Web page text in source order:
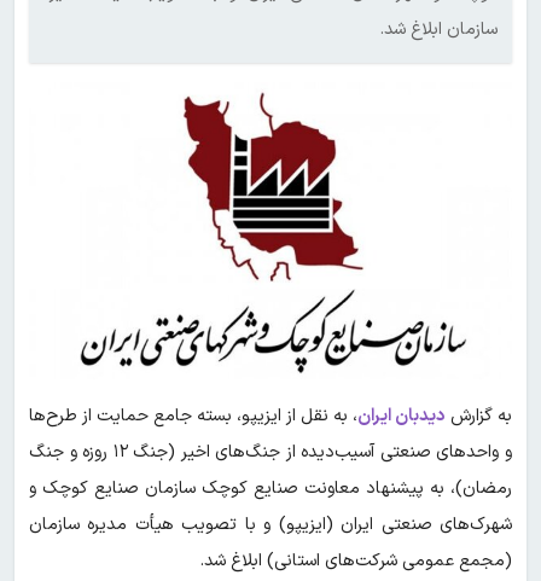
سازمان ابلاغ شد.
به گزارش دیدبان ایران، به نقل از ایزیپو، بسته جامع حمایت از طرح‌ها
و واحدهای صنعتی آسیب‌دیده از جنگ‌های اخیر (جنگ ۱۲ روزه و جنگ
رمضان)، به پیشنهاد معاونت صنایع کوچک سازمان صنایع کوچک و
شهرک‌های صنعتی ایران (ایزیپو) و با تصویب هیأت مدیره سازمان
(مجمع عمومی شرکت‌های استانی) ابلاغ شد.